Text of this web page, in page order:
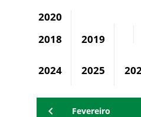
2020
2018
2019
2024 2025
Fevereiro